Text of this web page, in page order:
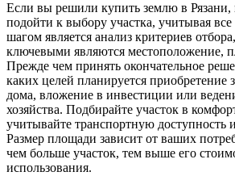
Если вы решили купить землю в Рязани,
подойти к выбору участка, учитывая
шагом является анализ критериев
ключевыми являются местоположение,
Прежде чем принять окончательное
каких целей планируется приобретение
дома, вложение в инвестиции или
хозяйства. Подбирайте участок в
учитывайте транспортную доступность
Размер площади зависит от ваших
чем больше участок, тем выше его
использования.